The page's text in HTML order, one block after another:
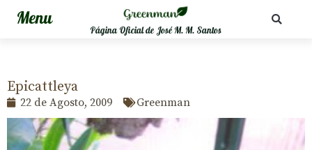
Página Oficial de José M. M. Santos
Epicattleya
22 de Agosto, 2009 Greenman